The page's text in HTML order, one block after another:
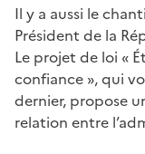
Il y a aussi le
Président de la
Le projet de loi «
confiance », qui
dernier, propose
relation entre